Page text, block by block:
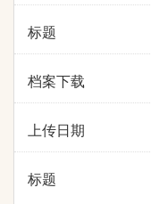
标题
档案下载
上传日期
标题